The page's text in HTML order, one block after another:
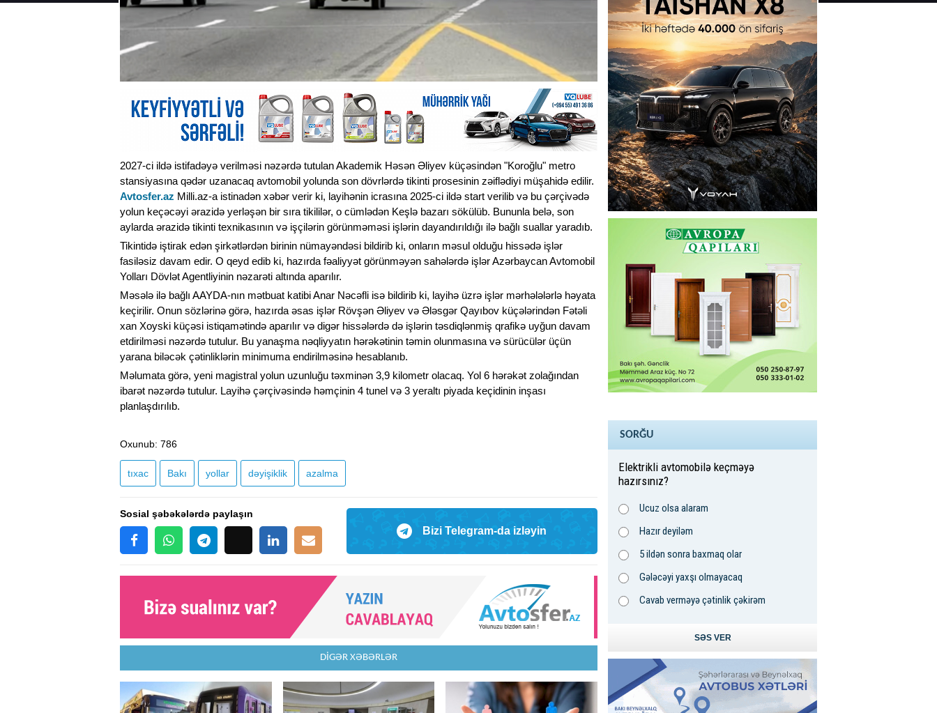
2027-ci ildə istifadəyə verilməsi nəzərdə tutulan Akademik Həsən Əliyev küçəsindən "Koroğlu" metro
stansiyasına qədər uzanacaq avtomobil yolunda son dövrlərdə tikinti prosesinin zəiflədiyi müşahidə edilir.
Avtosfer.az Milli.az-a istinadən xəbər verir ki, layihənin icrasına 2025-ci ildə start verilib və bu çərçivədə
yolun keçəcəyi ərazidə yerləşən bir sıra tikililər, o cümlədən Keşlə bazarı sökülüb. Bununla belə, son
aylarda ərazidə tikinti texnikasının və işçilərin görünməməsi işlərin dayandırıldığı ilə bağlı suallar yaradıb.
Tikintidə iştirak edən şirkətlərdən birinin nümayəndəsi bildirib ki, onların məsul olduğu hissədə işlər
fasiləsiz davam edir. O qeyd edib ki, hazırda fəaliyyət görünməyən sahələrdə işlər Azərbaycan Avtomobil
Yolları Dövlət Agentliyinin nəzarəti altında aparılır.
Məsələ ilə bağlı AAYDA-nın mətbuat katibi Anar Nəcəfli isə bildirib ki, layihə üzrə işlər mərhələlərlə həyata
keçirilir. Onun sözlərinə görə, hazırda əsas işlər Rövşən Əliyev və Ələsgər Qayıbov küçələrindən Fətəli
xan Xoyski küçəsi istiqamətində aparılır və digər hissələrdə də işlərin təsdiqlənmiş qrafikə uyğun davam
etdirilməsi nəzərdə tutulur. Bu yanaşma nəqliyyatın hərəkətinin təmin olunmasına və sürücülər üçün
yarana biləcək çətinliklərin minimuma endirilməsinə hesablanıb.
Məlumata görə, yeni magistral yolun uzunluğu təxminən 3,9 kilometr olacaq. Yol 6 hərəkət zolağından
ibarət nəzərdə tutulur. Layihə çərçivəsində həmçinin 4 tunel və 3 yeraltı piyada keçidinin inşası
planlaşdırılıb.
Oxunub: 786
tıxac Bakı yollar dəyişiklik azalma
Sosial şəbəkələrdə paylaşın
Bizi Telegram-da izləyin
DİGƏR XƏBƏRLƏR
SORĞU
Elektrikli avtomobilə keçməyə
hazırsınız?
Ucuz olsa alaram
Hazır deyiləm
5 ildən sonra baxmaq olar
Gələcəyi yaxşı olmayacaq
Cavab verməyə çətinlik çəkirəm